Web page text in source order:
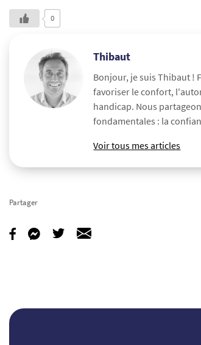
0
Thibaut
Bonjour, je suis Thibaut !
favoriser le confort,
handicap. Nous
fondamentales : la
Voir tous mes articles
Partager